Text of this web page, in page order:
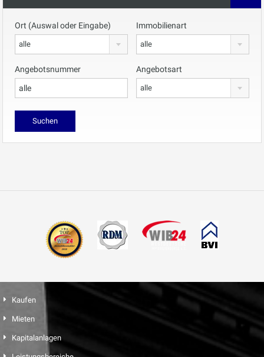
Ort (Auswal oder Eingabe)
alle
Immobilienart
alle
Angebotsnummer Angebotsart
alle
Kaufen
Mieten
Kapitalanlagen